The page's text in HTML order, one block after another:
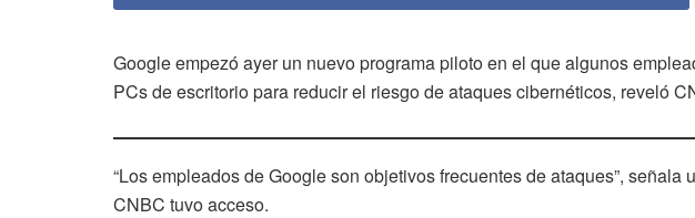
Google empezó ayer un nuevo programa piloto en el que algunos
PCs de escritorio para reducir el riesgo de ataques cibernéticos, reveló
“Los empleados de Google son objetivos frecuentes de ataques”, señala
CNBC tuvo acceso.